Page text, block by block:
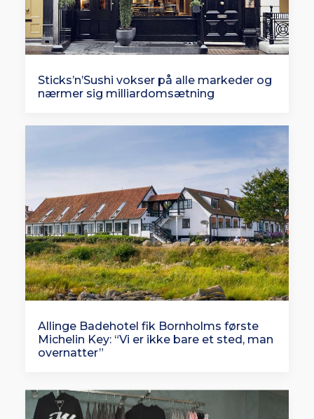
Sticks’n’Sushi vokser på alle markeder og
nærmer sig milliardomsætning
Allinge Badehotel fik Bornholms første
Michelin Key: “Vi er ikke bare et sted, man
overnatter”